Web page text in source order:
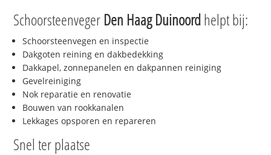
Schoorsteenveger Den Haag Duinoordhelpt bij:
Schoorsteenvegen en inspectie
Dakgoten reining en dakbedekking
Dakkapel, zonnepanelen en dakpannen reiniging
Gevelreiniging
Nok reparatie en renovatie
Bouwen van rookkanalen
Lekkages opsporen en repareren
Snel ter plaatse